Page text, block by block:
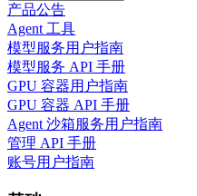
产品公告
Agent 工具
模型服务用户指南
模型服务 API 手册
GPU 容器用户指南
GPU 容器 API 手册
Agent 沙箱服务用户指南
管理 API 手册
账号用户指南